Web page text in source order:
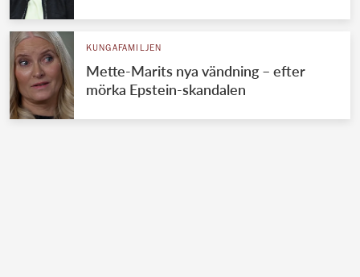
KUNGAFAMILJEN
Mette-Marits nya vändning – efter
mörka Epstein-skandalen